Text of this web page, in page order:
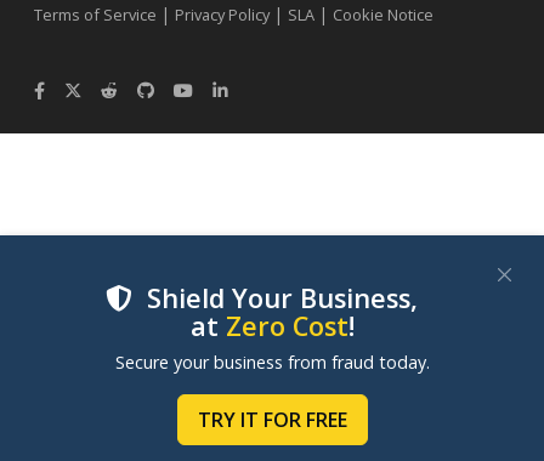
Shield Your Business,
at Zero Cost!
Secure your business from fraud today.
TRY IT FOR FREE
Terms of Service | Privacy Policy| SLA | Cookie Notice
We use cookies to improve your experience on our
websites. By clicking "Accept Cookies", you consent to
our use of cookies. Learn more in ourCookie Policy
ACCEPT COOKIES
MANAGE COOKIES